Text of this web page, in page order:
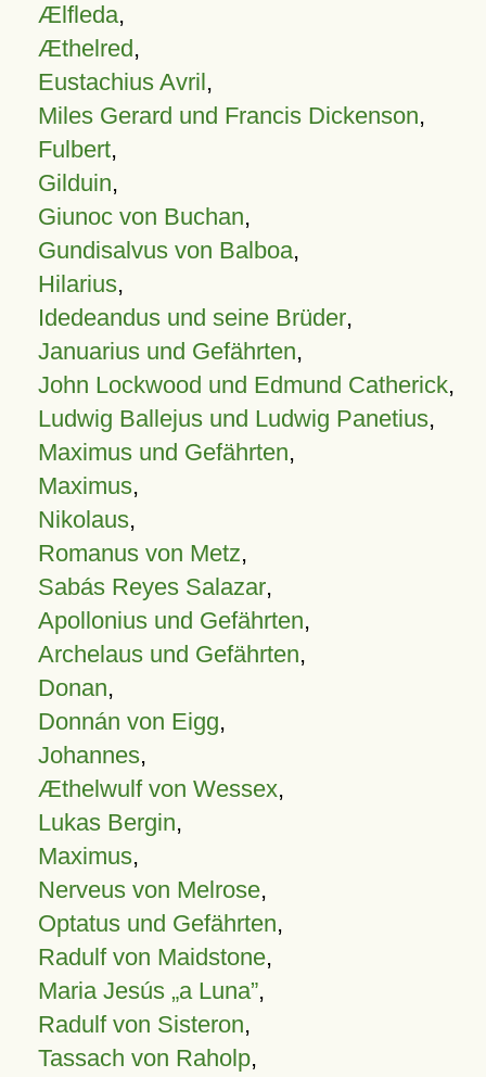
Ælfleda,
Æthelred,
Eustachius Avril,
Miles Gerard und Francis Dickenson,
Fulbert,
Gilduin,
Giunoc von Buchan,
Gundisalvus von Balboa,
Hilarius,
Idedeandus und seine Brüder,
Januarius und Gefährten,
John Lockwood und Edmund Catherick,
Ludwig Ballejus und Ludwig Panetius,
Maximus und Gefährten,
Maximus,
Nikolaus,
Romanus von Metz,
Sabás Reyes Salazar,
Apollonius und Gefährten,
Archelaus und Gefährten,
Donan,
Donnán von Eigg,
Johannes,
Æthelwulf von Wessex,
Lukas Bergin,
Maximus,
Nerveus von Melrose,
Optatus und Gefährten,
Radulf von Maidstone,
Maria Jesús „a Luna”,
Radulf von Sisteron,
Tassach von Raholp,